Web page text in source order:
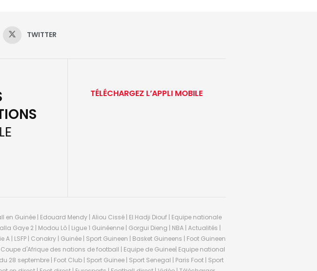
TWITTER
TÉLÉCHARGEZ L’APPLI MOBILE
Guinée | Edouard Mendy | Aliou Cissé | El Hadji Diouf | Equipe nationale
Gaye 2 | Modou Lô | Ligue 1 Guinéenne | Gorgui Dieng | NBA | Actualités |
| LSFP | Conakry | Guinée | Sport Guineen | Basket Guineens | Foot Guineen
d'Afrique des nations de football | Equipe de Guinee| Equipe national
28 septembre | Foot Club | Sport Guinee | Sport Senegal | Paris Foot | Sport